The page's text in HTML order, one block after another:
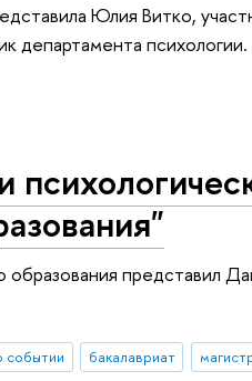
Юлия Витко,
департамента психологии.
образования представил
событии бакалавриат